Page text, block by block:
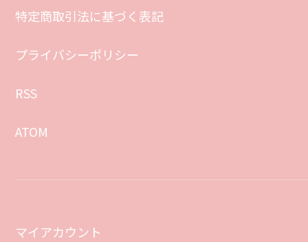
特定商取引法に基づく表記
プライバシーポリシー
RSS
ATOM
マイアカウント